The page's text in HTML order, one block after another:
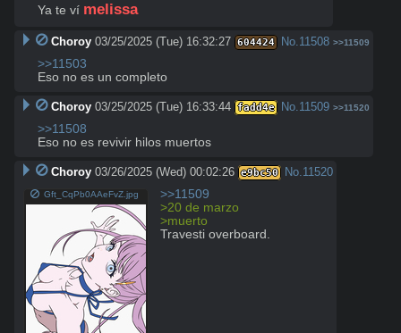
Ya te ví melissa
Choroy 03/25/2025 (Tue) 16:32:27 604424 No.11508 >>11509
>>11503
Eso no es un completo
Choroy 03/25/2025 (Tue) 16:33:44 fadd4e No.11509 >>11520
>>11508
Eso no es revivir hilos muertos
Choroy 03/26/2025 (Wed) 00:02:26 e9bc50 No.11520
Gft_CqPb0AAeFvZ.jpg
>>11509
>20 de marzo
>muerto
Travesti overboard.